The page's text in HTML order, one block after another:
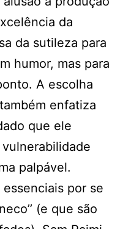
da
da sutileza para
humor, mas para
A escolha
enfatiza
que ele
palpável.
por se
(e que são